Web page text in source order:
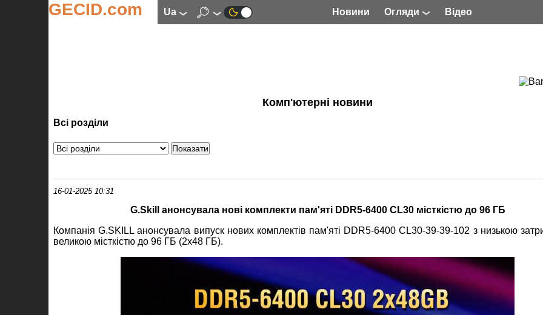
GECID.com ua Новини Огляди Відео
Комп'ютерні новини
Всі розділи
16-01-2025 10:31
G.Skill анонсувала нові комплекти пам'яті DDR5-6400 CL30 місткістю до 96 ГБ
Компанія G.SKILL анонсувала випуск нових комплектів пам'яті DDR5-6400 CL30-39-39-102 з низькою
великою місткістю до 96 ГБ (2x48 ГБ).